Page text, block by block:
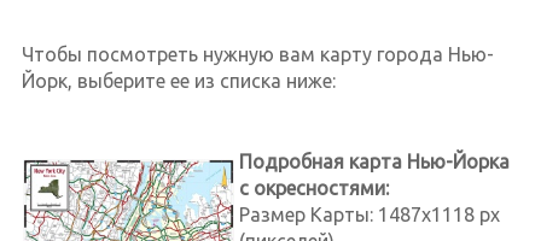
Чтобы посмотреть нужную вам карту города Нью-
Йорк, выберите ее из списка ниже:
Подробная карта Нью-Йорка
с окресностями:
Размер Карты: 1487x1118 px